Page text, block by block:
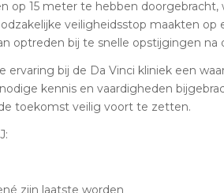
op 15 meter te hebben
veiligheidsstop maakten
optreden bij te snelle opstijgingen na
ervaring bij de Da Vinci kliniek een
kennis en vaardigheden
toekomst veilig voort te zetten.
zijn laatste worden